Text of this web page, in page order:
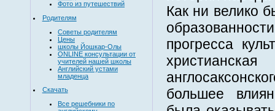
Фото из путешествий
Родителям
Советы родителям
Цены
школы Йошкар-Олы
ONLINE консультации от
учителей нашей школы
Английский устами
младенца
Скачать
Все решебники по
Как ни велико
прогресса
большее